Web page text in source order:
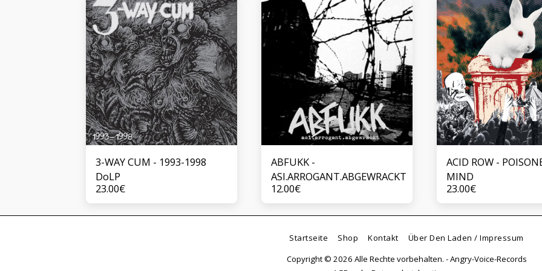
3-WAY CUM - 1993-1998
DoLP
23.00€
ABFUKK -
ASI.ARROGANT.ABGEWRACKT
12.00€
ACID ROW -
MIND
23.00€
Startseite Shop Kontakt
Über Den Laden / Impressum
Copyright © 2026 Alle Rechte vorbehalten. -Angry-Voice-Records